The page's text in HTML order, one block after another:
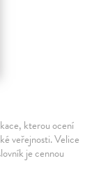
kterou ocení
veřejnosti. Velice
je cennou